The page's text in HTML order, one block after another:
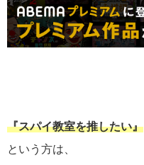
『スパイ教室を推したい』
という方は、